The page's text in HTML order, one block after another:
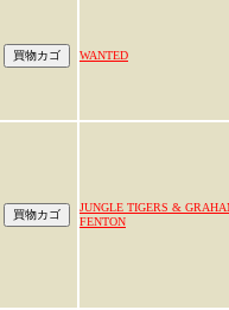
WANTED
JUNGLE TIGERS &
FENTON